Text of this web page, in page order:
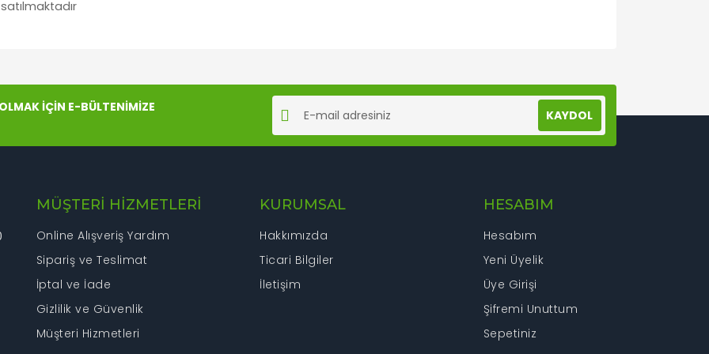
İÇİN E-BÜLTENİMİZE
KAYDOL
MÜŞTERİ HİZMETLERİ
Online Alışveriş Yardım
Sipariş ve Teslimat
İptal ve İade
Gizlilik ve Güvenlik
Müşteri Hizmetleri
KURUMSAL
Hakkımızda
Ticari Bilgiler
İletişim
HESABIM
Hesabım
Yeni Üyelik
Üye Girişi
Şifremi Unuttum
Sepetiniz